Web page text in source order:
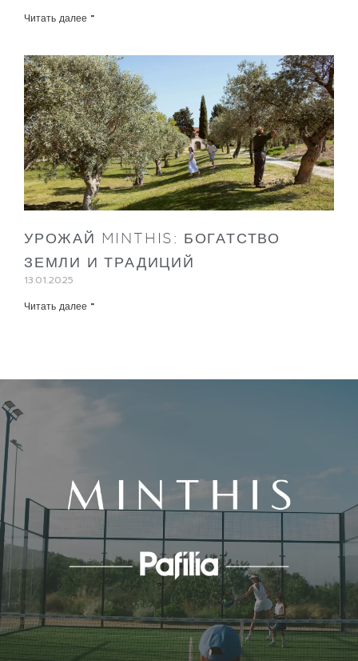
Читать далее "
УРОЖАЙ MINTHIS: БОГАТСТВО
ЗЕМЛИ И ТРАДИЦИЙ
13.01.2025
Читать далее "